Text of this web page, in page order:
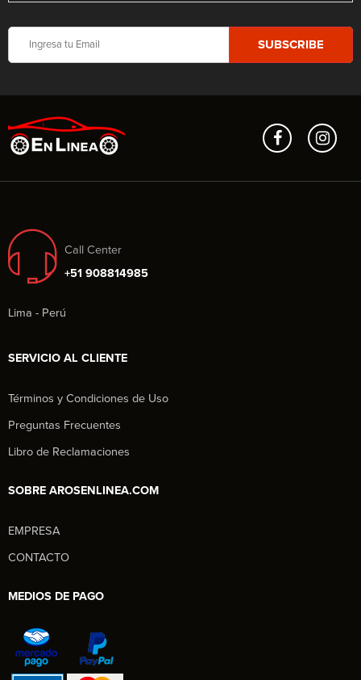
Call Center
+51 908814985
Lima - Perú
SERVICIO AL CLIENTE
Términos y Condiciones de Uso
Preguntas Frecuentes
Libro de Reclamaciones
SOBRE AROSENLINEA.COM
EMPRESA
CONTACTO
MEDIOS DE PAGO